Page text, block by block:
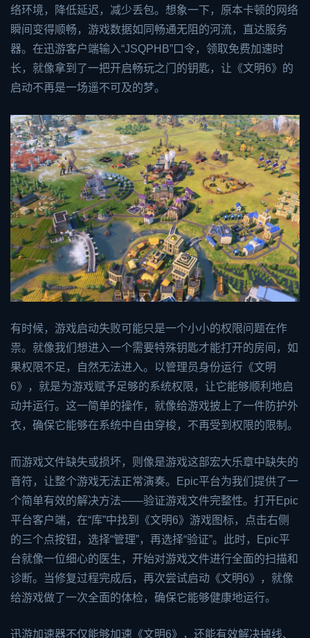
络环境，降低延迟，减少丢包。想象一下，原本卡顿的网络
瞬间变得顺畅，游戏数据如同畅通无阻的河流，直达服务
器。在迅游客户端输入“JSQPHB”口令，领取免费加速时
长，就像拿到了一把开启畅玩之门的钥匙，让《文明6》的
启动不再是一场遥不可及的梦。
有时候，游戏启动失败可能只是一个小小的权限问题在作
祟。就像我们想进入一个需要特殊钥匙才能打开的房间，如
果权限不足，自然无法进入。以管理员身份运行《文明
6》，就是为游戏赋予足够的系统权限，让它能够顺利地启
动并运行。这一简单的操作，就像给游戏披上了一件防护外
衣，确保它能够在系统中自由穿梭，不再受到权限的限制。
而游戏文件缺失或损坏，则像是游戏这部宏大乐章中缺失的
音符，让整个游戏无法正常演奏。Epic平台为我们提供了一
个简单有效的解决方法——验证游戏文件完整性。打开Epic
平台客户端，在“库”中找到《文明6》游戏图标，点击右侧
的三个点按钮，选择“管理”，再选择“验证”。此时，Epic平
台就像一位细心的医生，开始对游戏文件进行全面的扫描和
诊断。当修复过程完成后，再次尝试启动《文明6》，就像
给游戏做了一次全面的体检，确保它能够健康地运行。
迅游加速器不仅能够加速《文明6》，还能有效解决掉线、